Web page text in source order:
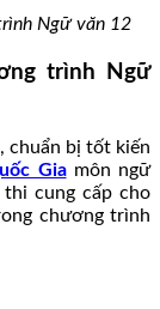
Ngữ văn 12
trình Ngữ
chuẩn bị tốt kiến
Giamôn ngữ
cung cấp cho
chương trình